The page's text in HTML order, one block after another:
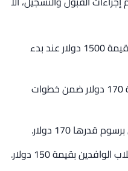
يتم سداد رسوم القيد الأولي بقيمة 1500 دولار عند بدء
تدفع رسوم فتح الملف بقيمة 170 دولار ضمن خطوات
170 دولار.
بقيمة 150 دولار.